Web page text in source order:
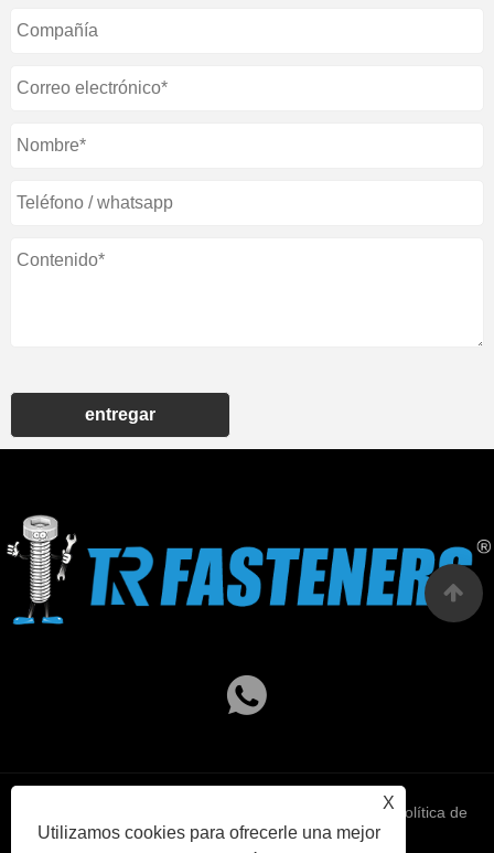
entregar
X
Utilizamos cookies para ofrecerle una mejor
política de